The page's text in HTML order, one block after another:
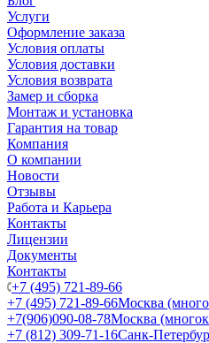
Услуги
Оформление заказа
Условия оплаты
Условия доставки
Условия возврата
Замер и сборка
Монтаж и установка
Гарантия на товар
Компания
О компании
Новости
Отзывы
Работа и Карьера
Контакты
Лицензии
Документы
Контакты
+7 (495) 721-89-66
+7 (495) 721-89-66Москва
+7(906)090-08-78Москва
+7 (812) 309-71-16Санк-